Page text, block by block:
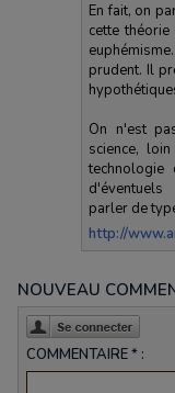
En fait, on
cette
prudent. Il
On n'est
science,
parler de
http://
NOUVEAU
COMMENTAIRE * :